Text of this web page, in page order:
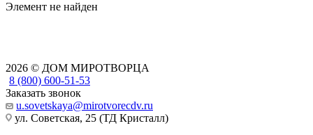
Элемент не найден
2026 © ДОМ МИРОТВОРЦА
8 (800) 600-51-53
Заказать звонок
u.sovetskaya@mirotvorecdv.ru
ул. Советская, 25 (ТД Кристалл)